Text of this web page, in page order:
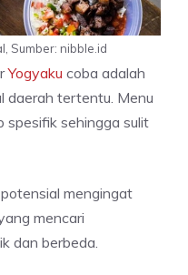
Sumber: nibble.id
Yogyaku coba adalah
daerah tertentu. Menu
spesifik sehingga sulit
mengingat
mencari
dan berbeda.